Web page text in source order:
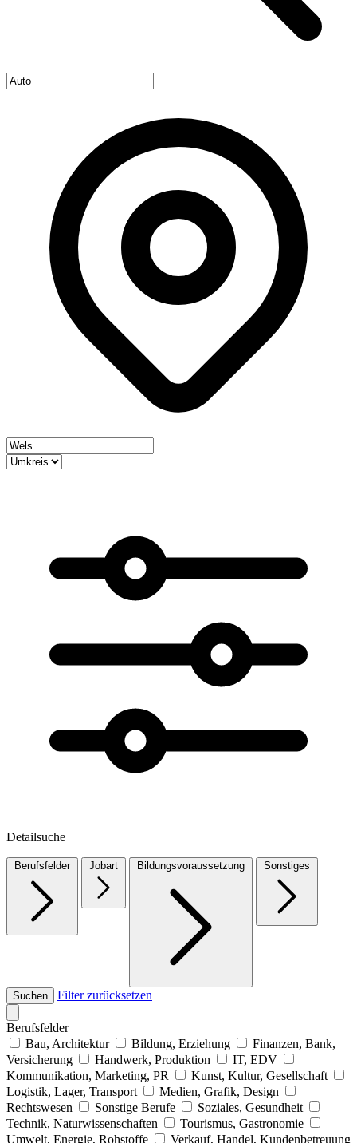
Detailsuche
Berufsfelder Jobart Bildungsvoraussetzung Sonstiges
Suchen Filter zurücksetzen
Berufsfelder
Bau, Architektur
Bildung, Erziehung
Finanzen, Bank,
Versicherung
Handwerk, Produktion
IT, EDV
Kommunikation, Marketing, PR
Kunst, Kultur, Gesellschaft
Logistik, Lager, Transport
Medien, Grafik, Design
Rechtswesen
Sonstige Berufe
Soziales, Gesundheit
Technik, Naturwissenschaften
Tourismus, Gastronomie
Umwelt, Energie, Rohstoffe
Verkauf, Handel, Kundenbetreuung